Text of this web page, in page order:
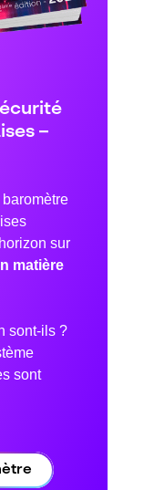
–
sur
matière
sont-ils ?
sont